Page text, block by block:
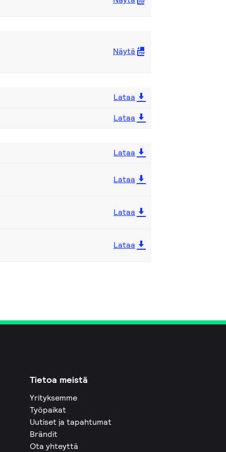
Näytä
Lataa
Lataa
Lataa
Lataa
Lataa
Lataa
Tietoa meistä
Yrityksemme
Työpaikat
Uutiset ja tapahtumat
Brändit
Ota yhteyttä